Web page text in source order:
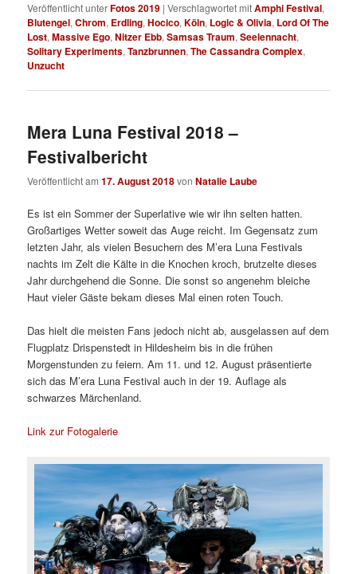
Veröffentlicht unterFotos 2019 |Verschlagwortet mitAmphi Festival,
Blutengel,Chrom, Erdling,Hocico,Köln, Logic & Olivia, Lord Of The
Lost,Massive Ego,Nitzer Ebb,Samsas Traum,Seelennacht,
Solitary Experiments,Tanzbrunnen,The Cassandra Complex,
Unzucht
Mera Luna Festival 2018 –
Festivalbericht
Veröffentlicht am17. August 2018vonNatalie Laube
Es ist ein Sommer der Superlative wie wir ihn selten hatten.
Großartiges Wetter soweit das Auge reicht. Im Gegensatz zum
letzten Jahr, als vielen Besuchern des M’era Luna Festivals
nachts im Zelt die Kälte in die Knochen kroch, brutzelte dieses
Jahr durchgehend die Sonne. Die sonst so angenehm bleiche
Haut vieler Gäste bekam dieses Mal einen roten Touch.
Das hielt die meisten Fans jedoch nicht ab, ausgelassen auf dem
Flugplatz Drispenstedt in Hildesheim bis in die frühen
Morgenstunden zu feiern. Am 11. und 12. August präsentierte
sich das M’era Luna Festival auch in der 19. Auflage als
schwarzes Märchenland.
Link zur Fotogalerie